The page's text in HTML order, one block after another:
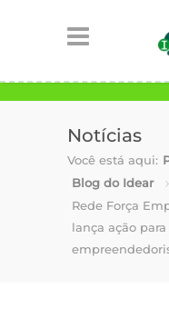
Notícias
Você está aqui:
Blog do Idear
Rede Força
lança ação